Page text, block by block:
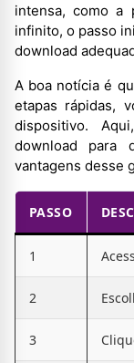
intensa, como a
infinito, o passo
download
A boa notícia é
etapas rápidas,
dispositivo.
download para
vantagens desse
PASSO
1
2
3